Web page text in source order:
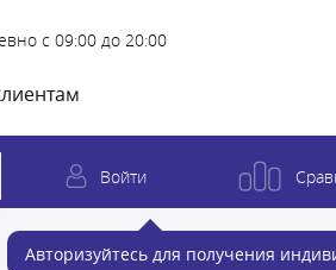
с 09:00 до 20:00
Войти
Авторизуйтесь для получения